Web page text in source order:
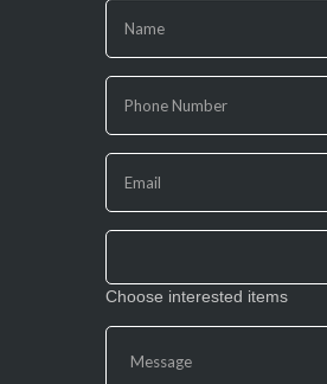
you
are
human,
this
Choose interested